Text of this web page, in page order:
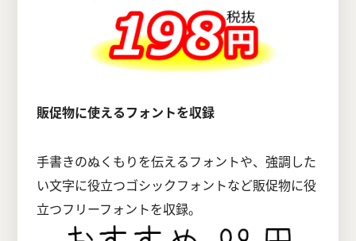
販促物に使えるフォントを収録
手書きのぬくもりを伝えるフォントや、強調した
い文字に役立つゴシックフォントなど販促物に役
立つフリーフォントを収録。